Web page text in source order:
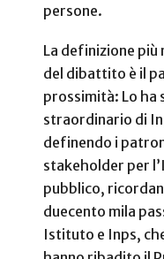
persone.
La definizione
del dibattito è il
prossimità: Lo ha
straordinario di
definendo i
stakeholder per
pubblico,
duecento mila
Istituto e Inps,